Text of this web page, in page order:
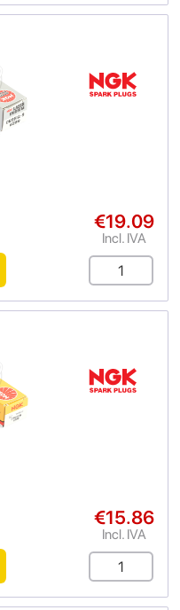
€19.09
Incl. IVA
€15.86
Incl. IVA